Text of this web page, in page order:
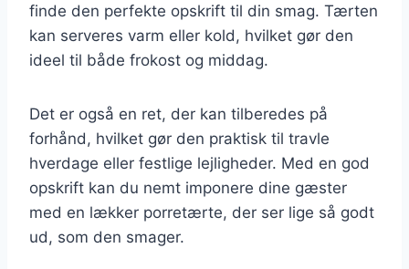
finde den perfekte opskrift til din smag. Tærten
kan serveres varm eller kold, hvilket gør den
ideel til både frokost og middag.
Det er også en ret, der kan tilberedes på
forhånd, hvilket gør den praktisk til travle
hverdage eller festlige lejligheder. Med en god
opskrift kan du nemt imponere dine gæster
med en lækker porretærte, der ser lige så godt
ud, som den smager.